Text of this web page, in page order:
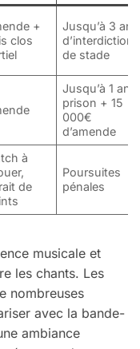
+
clos
Jusqu’à 3 ans
d’interdiction
de stade
Jusqu’à 1 an
prison + 15
000€
d’amende
à
de
Poursuites
pénales
musicale et
les chants. Les
nombreuses
avec la bande-
ambiance